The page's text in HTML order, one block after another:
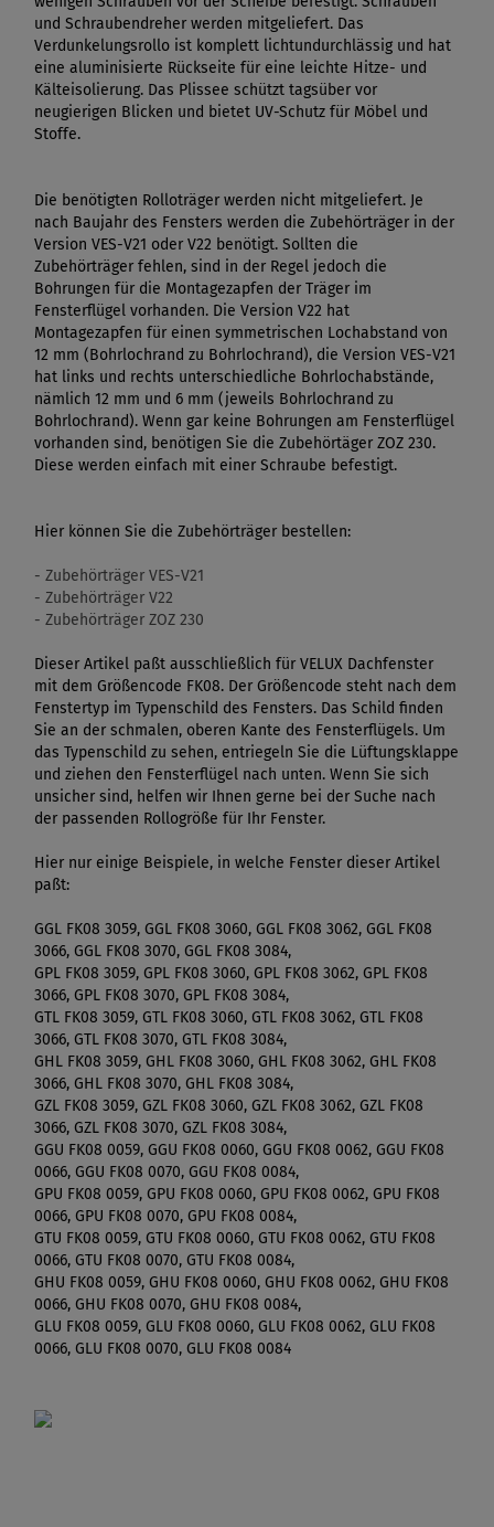
und Schraubendreher werden mitgeliefert. Das
Verdunkelungsrollo ist komplett lichtundurchlässig und hat
eine aluminisierte Rückseite für eine leichte Hitze- und
Kälteisolierung. Das Plissee schützt tagsüber vor
neugierigen Blicken und bietet UV-Schutz für Möbel und
Stoffe.
Die benötigten Rolloträger werden nicht mitgeliefert. Je
nach Baujahr des Fensters werden die Zubehörträger in der
Version VES-V21 oder V22 benötigt. Sollten die
Zubehörträger fehlen, sind in der Regel jedoch die
Bohrungen für die Montagezapfen der Träger im
Fensterflügel vorhanden. Die Version V22 hat
Montagezapfen für einen symmetrischen Lochabstand von
12 mm (Bohrlochrand zu Bohrlochrand), die Version VES-V21
hat links und rechts unterschiedliche Bohrlochabstände,
nämlich 12 mm und 6 mm (jeweils Bohrlochrand zu
Bohrlochrand). Wenn gar keine Bohrungen am Fensterflügel
vorhanden sind, benötigen Sie die Zubehörtäger ZOZ 230.
Diese werden einfach mit einer Schraube befestigt.
Hier können Sie die Zubehörträger bestellen:
- Zubehörträger VES-V21
- Zubehörträger V22
- Zubehörträger ZOZ 230
Dieser Artikel paßt ausschließlich für VELUX Dachfenster
mit dem Größencode FK08. Der Größencode steht nach dem
Fenstertyp im Typenschild des Fensters. Das Schild finden
Sie an der schmalen, oberen Kante des Fensterflügels. Um
das Typenschild zu sehen, entriegeln Sie die Lüftungsklappe
und ziehen den Fensterflügel nach unten. Wenn Sie sich
unsicher sind, helfen wir Ihnen gerne bei der Suche nach
der passenden Rollogröße für Ihr Fenster.
Hier nur einige Beispiele, in welche Fenster dieser Artikel
paßt:
GGL FK08 3059, GGL FK08 3060, GGL FK08 3062, GGL FK08
3066, GGL FK08 3070, GGL FK08 3084,
GPL FK08 3059, GPL FK08 3060, GPL FK08 3062, GPL FK08
3066, GPL FK08 3070, GPL FK08 3084,
GTL FK08 3059, GTL FK08 3060, GTL FK08 3062, GTL FK08
3066, GTL FK08 3070, GTL FK08 3084,
GHL FK08 3059, GHL FK08 3060, GHL FK08 3062, GHL FK08
3066, GHL FK08 3070, GHL FK08 3084,
GZL FK08 3059, GZL FK08 3060, GZL FK08 3062, GZL FK08
3066, GZL FK08 3070, GZL FK08 3084,
GGU FK08 0059, GGU FK08 0060, GGU FK08 0062, GGU FK08
0066, GGU FK08 0070, GGU FK08 0084,
GPU FK08 0059, GPU FK08 0060, GPU FK08 0062, GPU FK08
0066, GPU FK08 0070, GPU FK08 0084,
GTU FK08 0059, GTU FK08 0060, GTU FK08 0062, GTU FK08
0066, GTU FK08 0070, GTU FK08 0084,
GHU FK08 0059, GHU FK08 0060, GHU FK08 0062, GHU FK08
0066, GHU FK08 0070, GHU FK08 0084,
GLU FK08 0059, GLU FK08 0060, GLU FK08 0062, GLU FK08
0066, GLU FK08 0070, GLU FK08 0084